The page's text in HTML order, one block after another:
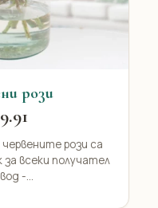
рози
рози са
за всеки получател
-...